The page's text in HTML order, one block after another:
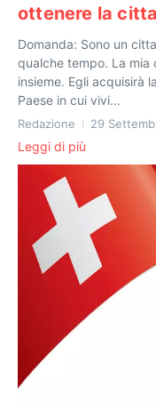
ottenere la
Domanda: Sono un
qualche tempo. La
insieme. Egli acquisirà
Paese in cui vivi...
Redazione 29
Leggi di più